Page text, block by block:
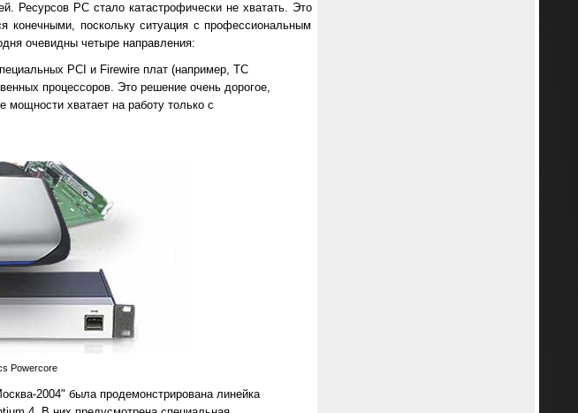
Ресурсов РС стало катастрофически не хватать. Это
поскольку ситуация с профессиональным
очевидны четыре направления:
PCI и Firewire плат (например, TC
процессоров. Это решение очень дорогое,
мощности хватает на работу только с
Powercore
2004" была продемонстрирована линейка